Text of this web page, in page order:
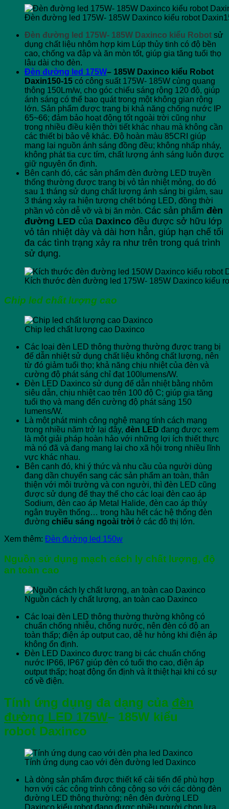
Đèn đường led 175W- 185W Daxinco kiểu robot
Đèn đường led 175W- 185W Daxinco kiểu Robot sử
dụng chất liệu nhôm hợp kim Lúp thủy tinh có độ bền
cao, chống va đập và ăn mòn tốt, giúp gia tăng tuổi thọ
lâu dài cho đèn.
Đèn đường led 175W– 185W Daxinco kiểu Robot
Daxin150-15 có công suất 175W- 185W cùng quang
thông 150Lm/w, cho góc chiếu sáng rộng 120 độ, giúp
ánh sáng có thể bao quát trong một không gian rộng
lớn. Sản phẩm được trang bị khả năng chống nước IP
65~66; đảm bảo hoạt động tốt ngoài trời cũng như
trong nhiều điều kiện thời tiết khác nhau mà không cần
các thiết bị bảo vệ khác. Độ hoàn màu 85CRI giúp
mang lại nguồn ánh sáng đồng đều; không nhấp nháy,
không phát tia cực tím, chất lượng ánh sáng luôn được
giữ nguyên ổn định.
Bên cạnh đó, các sản phẩm đèn đường LED truyền
thống thường được trang bị vỏ tản nhiệt mỏng, do đó
sau 1 tháng sử dụng chất lượng ánh sáng bị giảm, sau
3 tháng xảy ra hiện tượng chết bóng LED, đồng thời
phần vỏ còn dễ vỡ và bị ăn mòn. Các sản phẩm đèn
đường LED của Daxinco đều được sở hữu lớp
vỏ tản nhiệt dày và dài hơn hẳn, giúp hạn chế tối
đa các tình trạng xảy ra như trên trong quá trình
sử dụng.
Kích thước đèn đường led 175W- 185W Daxinco kiểu
Chip led chất lượng cao
Chip led chất lượng cao Daxinco
Các loại đèn LED thông thường thường được trang bị
đế dẫn nhiệt sử dụng chất liệu không chất lượng, nên
từ đó giảm tuổi thọ; khả năng chịu nhiệt của đèn và
cường độ phát sáng chỉ đạt 100lumens/W.
Đèn LED Daxinco sử dụng đế dẫn nhiệt bằng nhôm
siêu dẫn, chịu nhiệt cao trên 100 độ C; giúp gia tăng
tuổi thọ và mang đến cường độ phát sáng 150
lumens/W.
Là một phát minh công nghệ mang tính cách mạng
trong nhiều năm trở lại đây, đèn LED đang được xem
là một giải pháp hoàn hảo với những lợi ích thiết thực
mà nó đã và đang mang lại cho xã hội trong nhiều lĩnh
vực khác nhau.
Bên cạnh đó, khi ý thức và nhu cầu của người dùng
đang dần chuyển sang các sản phẩm an toàn, thân
thiện với môi trường và con người, thì đèn LED cũng
được sử dụng để thay thế cho các loại đèn cao áp
Sodium, đèn cao áp Metal Halide, đèn cao áp thủy
ngân truyền thống… trong hầu hết các hệ thống đèn
đường chiếu sáng ngoài trời ở các đô thị lớn.
Xem thêm: Đèn đường led 150w
Nguồn sử dụng mạch cách ly chất lượng, độ
an toàn cao
Nguồn cách ly chất lượng, an toàn cao Daxinco
Các loại đèn LED thông thường thường không có
chuẩn chống nhiễu, chống nước, nên đèn có độ an
toàn thấp; điện áp output cao, dễ hư hỏng khi điện áp
không ổn định.
Đèn LED Daxinco được trang bị các chuẩn chống
nước IP66, IP67 giúp đèn có tuổi thọ cao, điện áp
output thấp; hoạt động ổn định và ít thiệt hại khi có sự
cố về điện.
Tính ứng dụng đa dạng của đèn
đường LED 175W– 185W kiểu
robot Daxinco
Tính ứng dụng cao với đèn đường led Daxinco
Là dòng sản phẩm được thiết kế cải tiến để phù hợp
hơn với các công trình công cộng so với các dòng đèn
đường LED thông thường; nên đèn đường LED